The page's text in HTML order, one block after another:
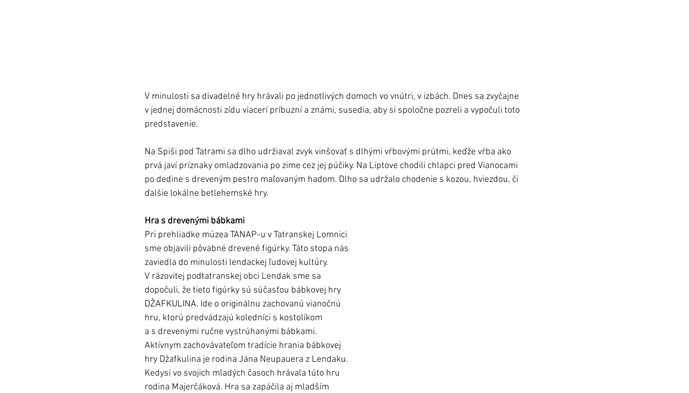
V minulosti sa divadelné hry hrávali po jednotlivých domoch vo vnútri, v izbách. Dnes sa zvyčajne
v jednej domácnosti zídu viacerí príbuzní a známi, susedia, aby si spoločne pozreli a vypočuli toto
predstavenie.
Na Spiši pod Tatrami sa dlho udržiaval zvyk vinšovať s dlhými vŕbovými prútmi, keďže vŕba ako
prvá javí príznaky omladzovania po zime cez jej púčiky. Na Liptove chodili chlapci pred Vianocami
po dedine s dreveným pestro maľovaným hadom. Dlho sa udržalo chodenie s kozou, hviezdou, či
ďalšie lokálne betlehemské hry.
Hra s drevenými bábkami
Pri prehliadke múzea TANAP-u v Tatranskej Lomnici
sme objavili pôvabné drevené figúrky. Táto stopa nás
zaviedla do minulosti lendackej ľudovej kultúry.
V rázovitej podtatranskej obci Lendak sme sa
dopočuli, že tieto figúrky sú súčasťou bábkovej hry
DŽAFKULINA. Ide o originálnu zachovanú vianočnú
hru, ktorú predvádzajú koledníci s kostolíkom
a s drevenými ručne vystrúhanými bábkami.
Aktívnym zachovávateľom tradície hrania bábkovej
hry Džafkulina je rodina Jána Neupauera z Lendaku.
Kedysi vo svojich mladých časoch hrávala túto hru
rodina Majerčáková. Hra sa zapáčila aj mladším